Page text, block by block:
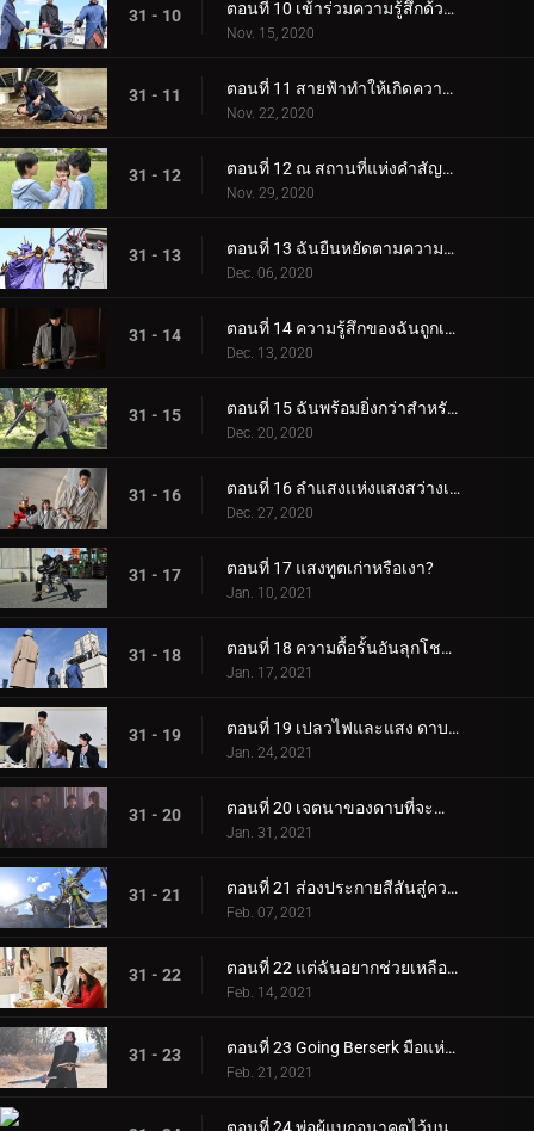
31 - 10 ตอนที่ 10 เข้าร่วมความรู้สึกด้วยการข้ามดาบ
Nov. 15, 2020
31 - 11 ตอนที่ 11 สายฟ้าทำให้เกิดความปั่นป่วน เมฆก็มืดลง
Nov. 22, 2020
31 - 12 ตอนที่ 12 ณ สถานที่แห่งคำสัญญา
Nov. 29, 2020
31 - 13 ตอนที่ 13 ฉันยืนหยัดตามความรู้สึกของฉัน
Dec. 06, 2020
31 - 14 ตอนที่ 14 ความรู้สึกของฉันถูกเก็บไว้ในดาบเล่มนี้
Dec. 13, 2020
31 - 15 ตอนที่ 15 ฉันพร้อมยิ่งกว่าสำหรับสิ่งที่อยู่ตรงหน้าฉัน
Dec. 20, 2020
31 - 16 ตอนที่ 16 ลำแสงแห่งแสงสว่างเพื่อปกป้องโลก
Dec. 27, 2020
31 - 17 ตอนที่ 17 แสงทูตเก่าหรือเงา?
Jan. 10, 2021
31 - 18 ตอนที่ 18 ความดื้อรั้นอันลุกโชนเพื่อเอาชนะเมกิดโด
Jan. 17, 2021
31 - 19 ตอนที่ 19 เปลวไฟและแสง ดาบและใบมีด
Jan. 24, 2021
31 - 20 ตอนที่ 20 เจตนาของดาบที่จะทำลายฐานที่มั่น
Jan. 31, 2021
31 - 21 ตอนที่ 21 ส่องประกายสีสันสู่ความยิ่งใหญ่
Feb. 07, 2021
31 - 22 ตอนที่ 22 แต่ฉันอยากช่วยเหลือผู้คน
Feb. 14, 2021
31 - 23 ตอนที่ 23 Going Berserk มือแห่งการทำลายล้าง
Feb. 21, 2021